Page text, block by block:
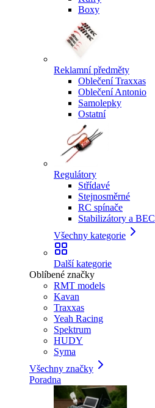
Boxy
Reklamní předměty
Oblečení Traxxas
Oblečení Antonio
Samolepky
Ostatní
Regulátory
Střídavé
Stejnosměrné
RC spínače
Stabilizátory a BEC
Všechny kategorie
Další kategorie
Oblíbené značky
RMT models
Kavan
Traxxas
Yeah Racing
Spektrum
HUDY
Syma
Všechny značky
Poradna